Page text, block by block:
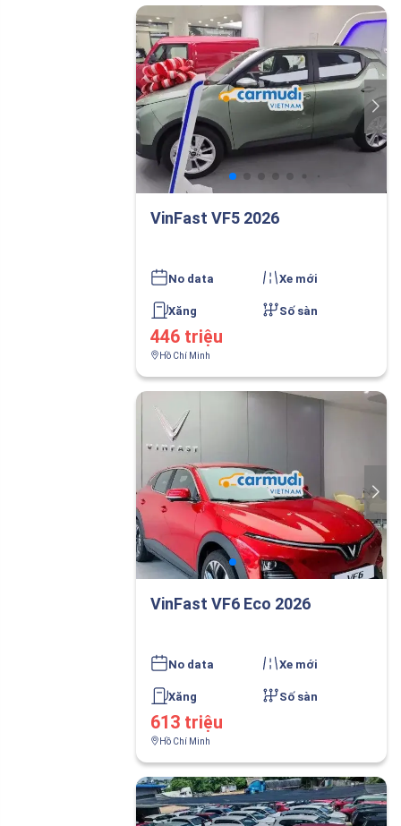
VinFast VF5 2026
No data Xe mới
Xăng Số sàn
446 triệu
Hồ Chí Minh
VinFast VF6 Eco 2026
No data Xe mới
Xăng Số sàn
613 triệu
Hồ Chí Minh